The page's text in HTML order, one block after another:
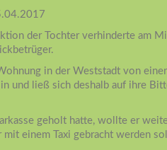
der Tochter verhinderte am
in der Weststadt von
und ließ sich deshalb auf ihre
geholt hatte, wollte er
mit einem Taxi gebracht werden